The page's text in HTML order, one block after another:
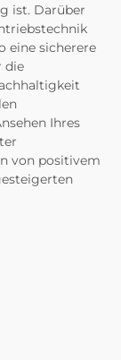
ist. Darüber
eine sicherere
die
Ihres
von positivem